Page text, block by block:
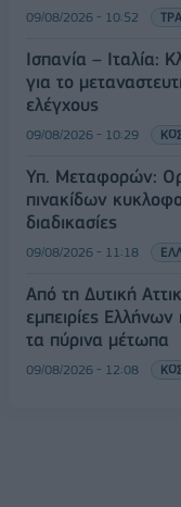
09/08/2026 - 10:52
Ισπανία – Ιταλία:
για το
ελέγχους
09/08/2026 - 10:29
Υπ. Μεταφορών:
πινακίδων
διαδικασίες
09/08/2026 - 11:18
Από τη Δυτική
εμπειρίες
τα πύρινα μέτωπα
09/08/2026 - 12:08